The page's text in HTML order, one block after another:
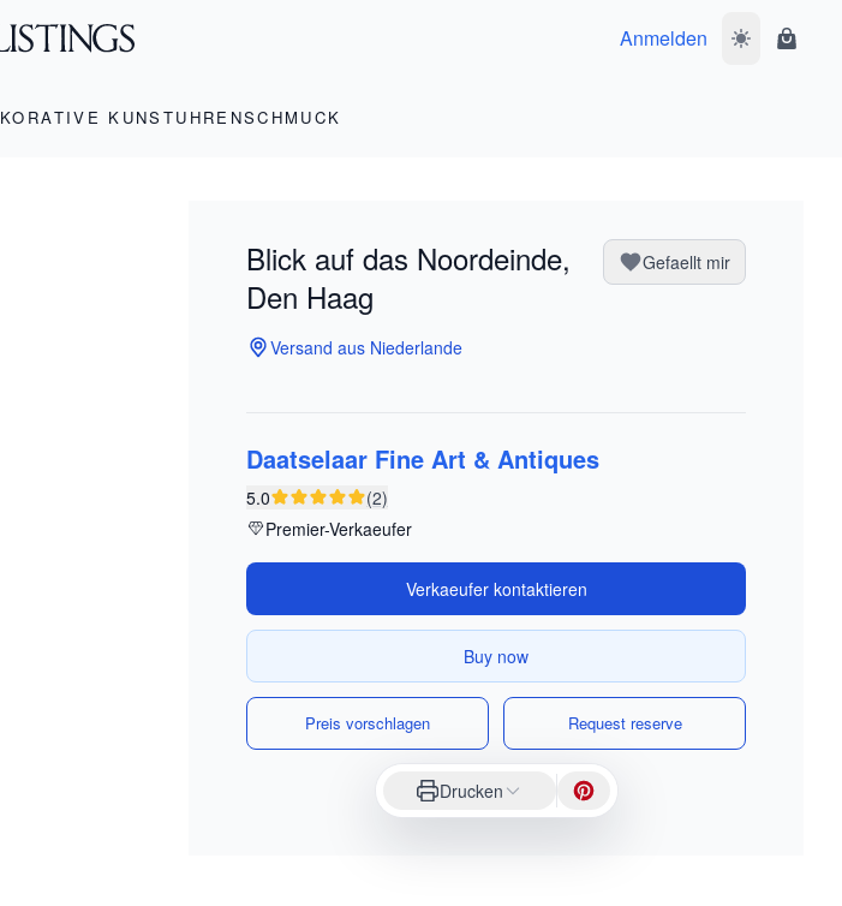
Anmelden
KUNSTUHRENSCHMUCK
Blick auf das Noordeinde,
Den Haag
Gefaellt mir
Versand aus Niederlande
Daatselaar Fine Art & Antiques
5.0
(2)
Premier-Verkaeufer
Verkaeufer kontaktieren
Buy now
Preis vorschlagen Request reserve
Drucken